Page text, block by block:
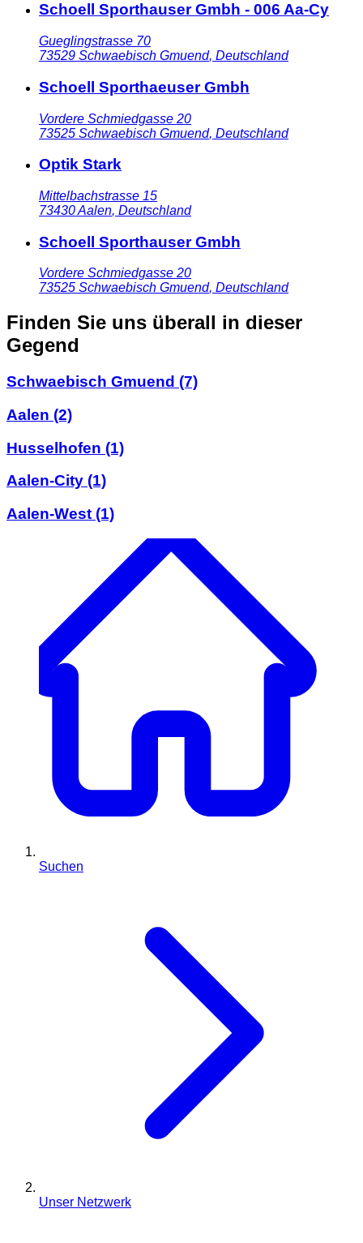
Schoell Sporthauser Gmbh - 006 Aa-Cy
Gueglingstrasse 70
73529 Schwaebisch Gmuend, Deutschland
Schoell Sporthaeuser Gmbh
Vordere Schmiedgasse 20
73525 Schwaebisch Gmuend, Deutschland
Optik Stark
Mittelbachstrasse 15
73430Aalen, Deutschland
Schoell Sporthauser Gmbh
Vordere Schmiedgasse 20
73525 Schwaebisch Gmuend, Deutschland
Finden Sie uns überall in dieser
Gegend
Schwaebisch Gmuend (7)
Aalen (2)
Husselhofen (1)
Aalen-City (1)
Aalen-West (1)
Suchen
Unser Netzwerk